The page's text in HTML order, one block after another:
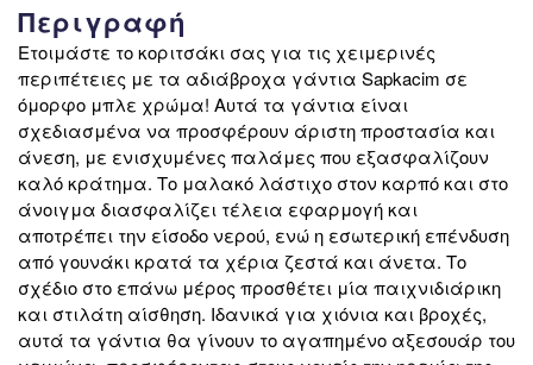
Περιγραφή
Ετοιμάστε το κοριτσάκι σας για τις χειμερινές
περιπέτειες με τα αδιάβροχα γάντια Sapkacim σε
όμορφο μπλε χρώμα! Αυτά τα γάντια είναι
σχεδιασμένα να προσφέρουν άριστη προστασία και
άνεση, με ενισχυμένες παλάμες που εξασφαλίζουν
καλό κράτημα. Το μαλακό λάστιχο στον καρπό και στο
άνοιγμα διασφαλίζει τέλεια εφαρμογή και
αποτρέπει την είσοδο νερού, ενώ η εσωτερική επένδυση
από γουνάκι κρατά τα χέρια ζεστά και άνετα. Το
σχέδιο στο επάνω μέρος προσθέτει μία παιχνιδιάρικη
και στιλάτη αίσθηση. Ιδανικά για χιόνια και βροχές,
αυτά τα γάντια θα γίνουν το αγαπημένο αξεσουάρ του